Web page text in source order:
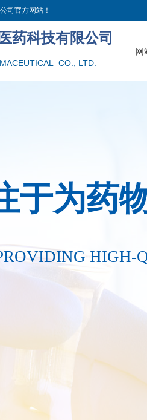
司官方网站！
CO., LTD.
药科技有限公司
网
于为药
HIGH-